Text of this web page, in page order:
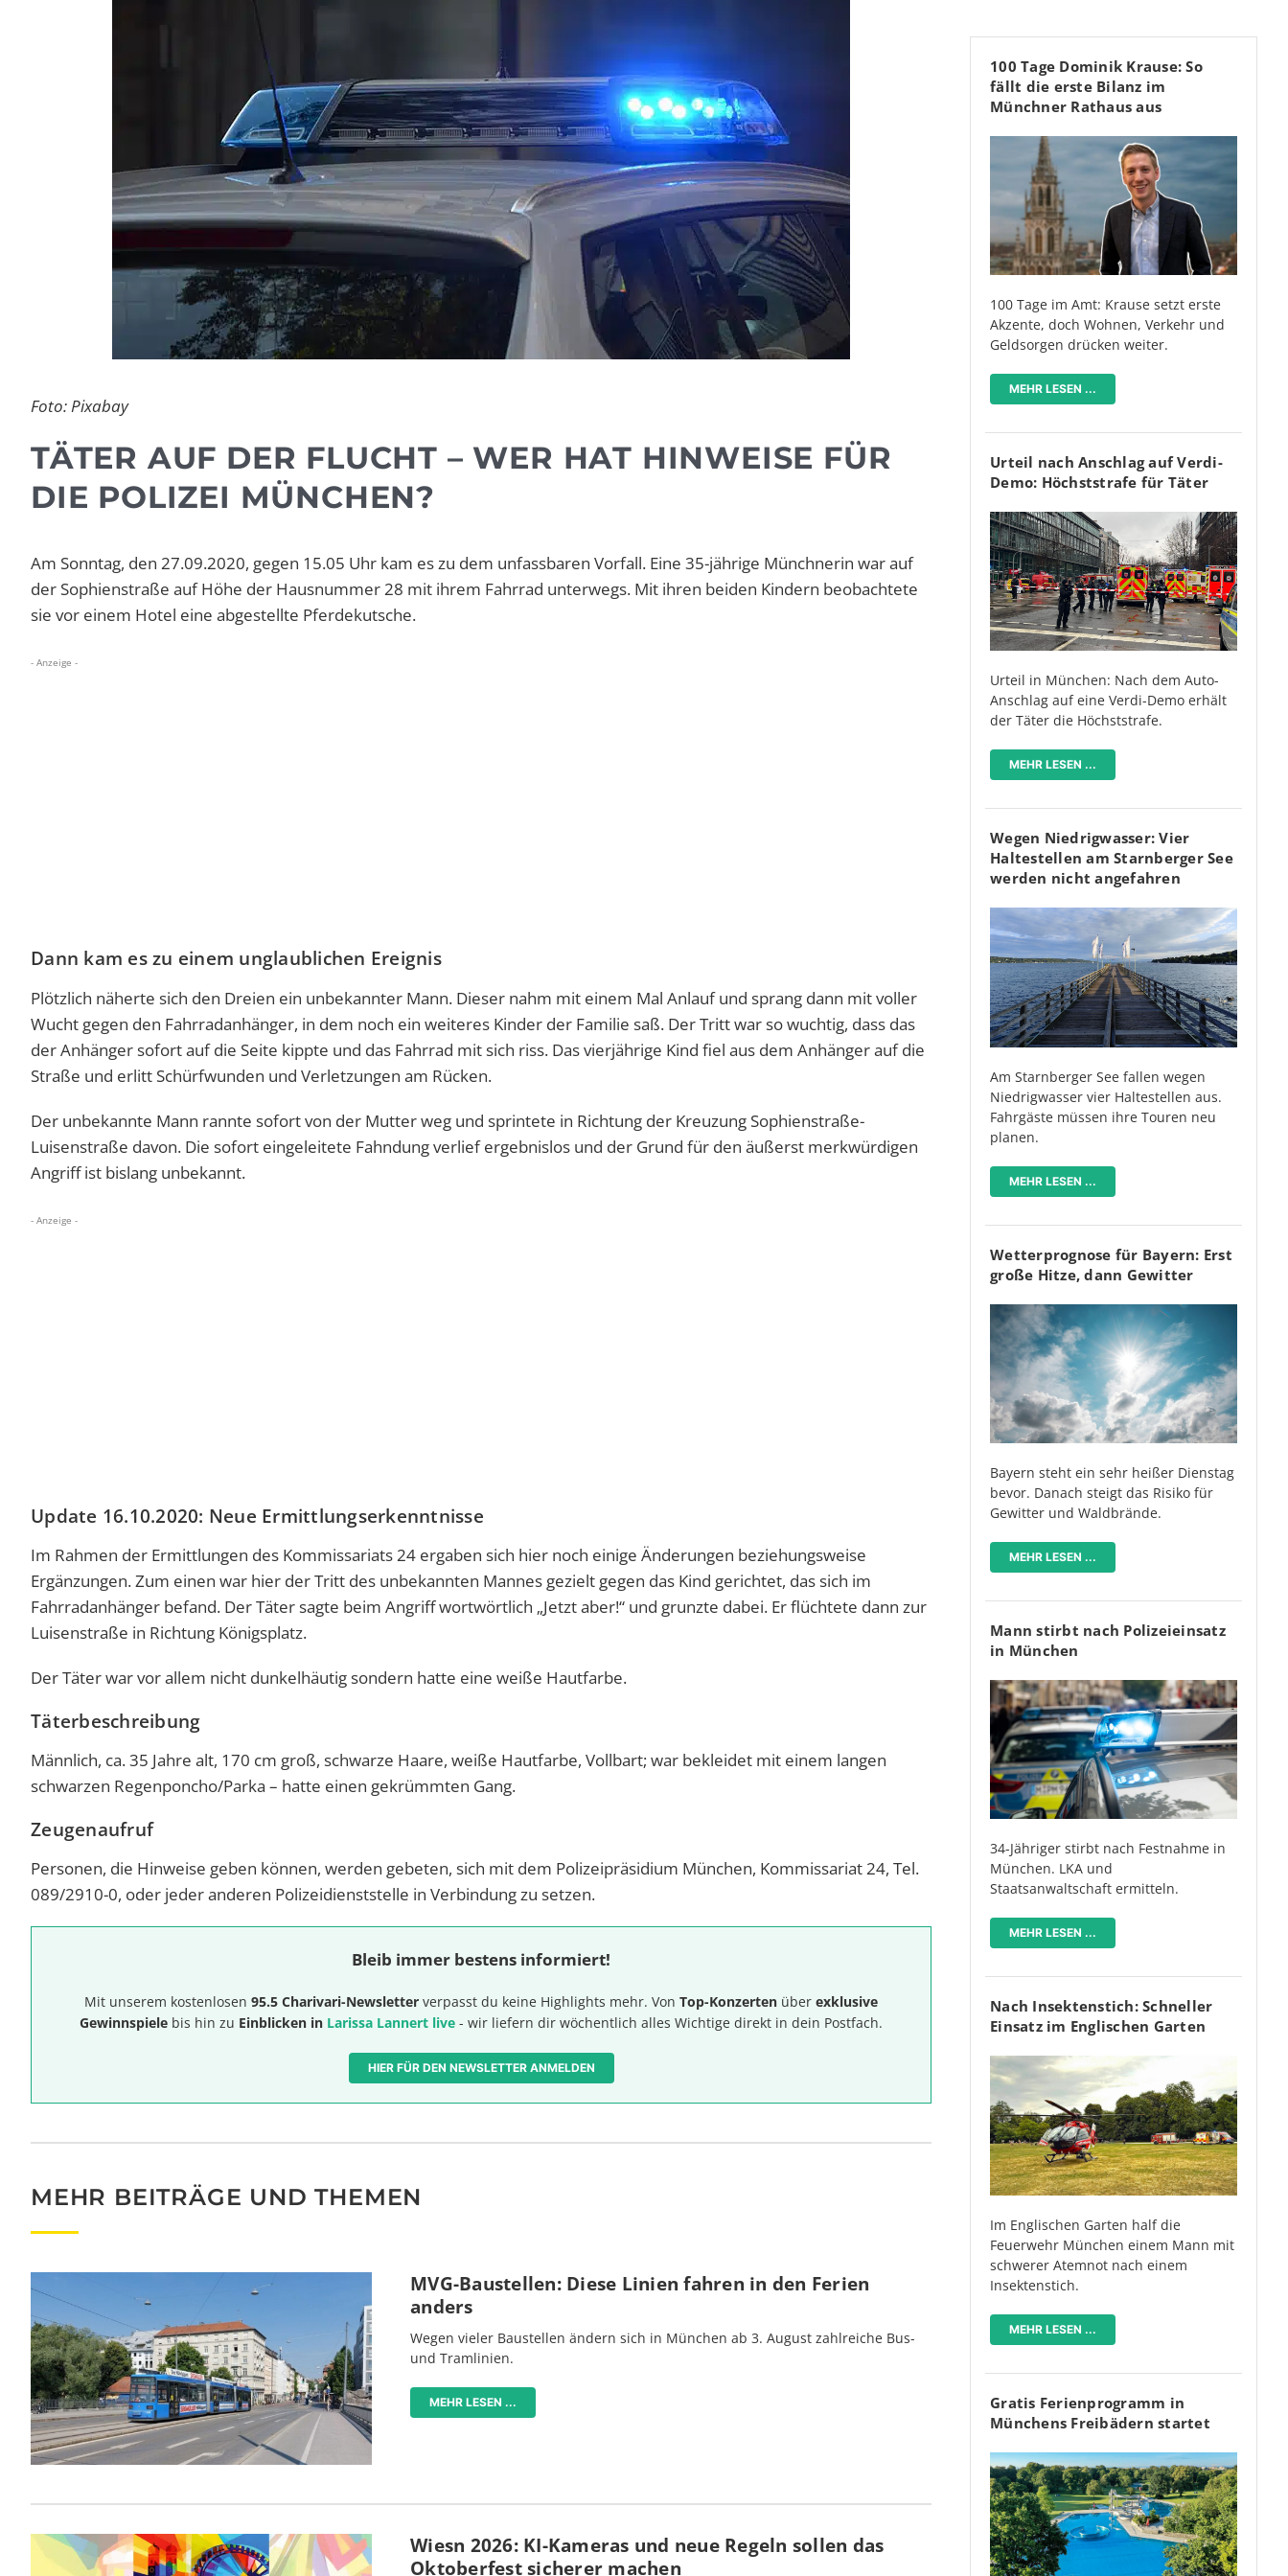
Foto: Pixabay
TÄTER AUF DER FLUCHT – WER HAT HINWEISE FÜR
DIE POLIZEI MÜNCHEN?
Am Sonntag, den 27.09.2020, gegen 15.05 Uhr kam es zu dem unfassbaren Vorfall. Eine 35-jährige Münchnerin war auf
der Sophienstraße auf Höhe der Hausnummer 28 mit ihrem Fahrrad unterwegs. Mit ihren beiden Kindern beobachtete
sie vor einem Hotel eine abgestellte Pferdekutsche.
- Anzeige -
Dann kam es zu einem unglaublichen Ereignis
Plötzlich näherte sich den Dreien ein unbekannter Mann. Dieser nahm mit einem Mal Anlauf und sprang dann mit voller
Wucht gegen den Fahrradanhänger, in dem noch ein weiteres Kinder der Familie saß. Der Tritt war so wuchtig, dass das
der Anhänger sofort auf die Seite kippte und das Fahrrad mit sich riss. Das vierjährige Kind fiel aus dem Anhänger auf die
Straße und erlitt Schürfwunden und Verletzungen am Rücken.
Der unbekannte Mann rannte sofort von der Mutter weg und sprintete in Richtung der Kreuzung Sophienstraße-
Luisenstraße davon. Die sofort eingeleitete Fahndung verlief ergebnislos und der Grund für den äußerst merkwürdigen
Angriff ist bislang unbekannt.
- Anzeige -
Update 16.10.2020: Neue Ermittlungserkenntnisse
Im Rahmen der Ermittlungen des Kommissariats 24 ergaben sich hier noch einige Änderungen beziehungsweise
Ergänzungen. Zum einen war hier der Tritt des unbekannten Mannes gezielt gegen das Kind gerichtet, das sich im
Fahrradanhänger befand. Der Täter sagte beim Angriff wortwörtlich „Jetzt aber!“ und grunzte dabei. Er flüchtete dann zur
Luisenstraße in Richtung Königsplatz.
Der Täter war vor allem nicht dunkelhäutig sondern hatte eine weiße Hautfarbe.
Täterbeschreibung
Männlich, ca. 35 Jahre alt, 170 cm groß, schwarze Haare, weiße Hautfarbe, Vollbart; war bekleidet mit einem langen
schwarzen Regenponcho/Parka – hatte einen gekrümmten Gang.
Zeugenaufruf
Personen, die Hinweise geben können, werden gebeten, sich mit dem Polizeipräsidium München, Kommissariat 24, Tel.
089/2910-0, oder jeder anderen Polizeidienststelle in Verbindung zu setzen.
Bleib immer bestens informiert!
Mit unserem kostenlosen 95.5 Charivari-Newsletter verpasst du keine Highlights mehr. Von Top-Konzerten über exklusive
Gewinnspiele bis hin zu Einblicken in Larissa Lannert live - wir liefern dir wöchentlich alles Wichtige direkt in dein Postfach.
HIER FÜR DEN NEWSLETTER ANMELDEN
MEHR BEITRÄGE UND THEMEN
MVG-Baustellen: Diese Linien fahren in den Ferien
anders
Wegen vieler Baustellen ändern sich in München ab 3. August zahlreiche Bus-
und Tramlinien.
MEHR LESEN ...
Wiesn 2026: KI-Kameras und neue Regeln sollen das
Oktoberfest sicherer machen
100 Tage Dominik Krause: So
fällt die erste Bilanz im
Münchner Rathaus aus
100 Tage im Amt: Krause setzt erste
Akzente, doch Wohnen, Verkehr und
Geldsorgen drücken weiter.
MEHR LESEN ...
Urteil nach Anschlag auf Verdi-
Demo: Höchststrafe für Täter
Urteil in München: Nach dem Auto-
Anschlag auf eine Verdi-Demo erhält
der Täter die Höchststrafe.
MEHR LESEN ...
Wegen Niedrigwasser: Vier
Haltestellen am Starnberger See
werden nicht angefahren
Am Starnberger See fallen wegen
Niedrigwasser vier Haltestellen aus.
Fahrgäste müssen ihre Touren neu
planen.
MEHR LESEN ...
Wetterprognose für Bayern: Erst
große Hitze, dann Gewitter
Bayern steht ein sehr heißer Dienstag
bevor. Danach steigt das Risiko für
Gewitter und Waldbrände.
MEHR LESEN ...
Mann stirbt nach Polizeieinsatz
in München
34-Jähriger stirbt nach Festnahme in
München. LKA und
Staatsanwaltschaft ermitteln.
MEHR LESEN ...
Nach Insektenstich: Schneller
Einsatz im Englischen Garten
Im Englischen Garten half die
Feuerwehr München einem Mann mit
schwerer Atemnot nach einem
Insektenstich.
MEHR LESEN ...
Gratis Ferienprogramm in
Münchens Freibädern startet